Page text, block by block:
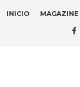
INICIO MAGAZINE